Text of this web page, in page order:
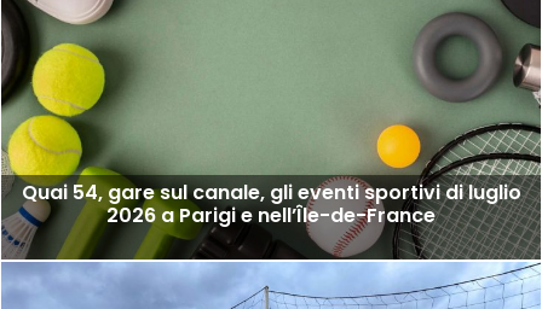
Quai 54, gare sul canale, gli eventi sportivi di luglio
2026 a Parigi e nell’Île-de-France